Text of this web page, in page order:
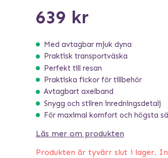
639 kr
Med avtagbar mjuk dyna
Praktisk transportväska
Perfekt till resan
Praktiska fickor för tillbehör
Avtagbart axelband
Snygg och stilren inredningsdetalj
För maximal komfort och högsta
Läs mer om produkten
Produkten är tyvärr slut i lager.